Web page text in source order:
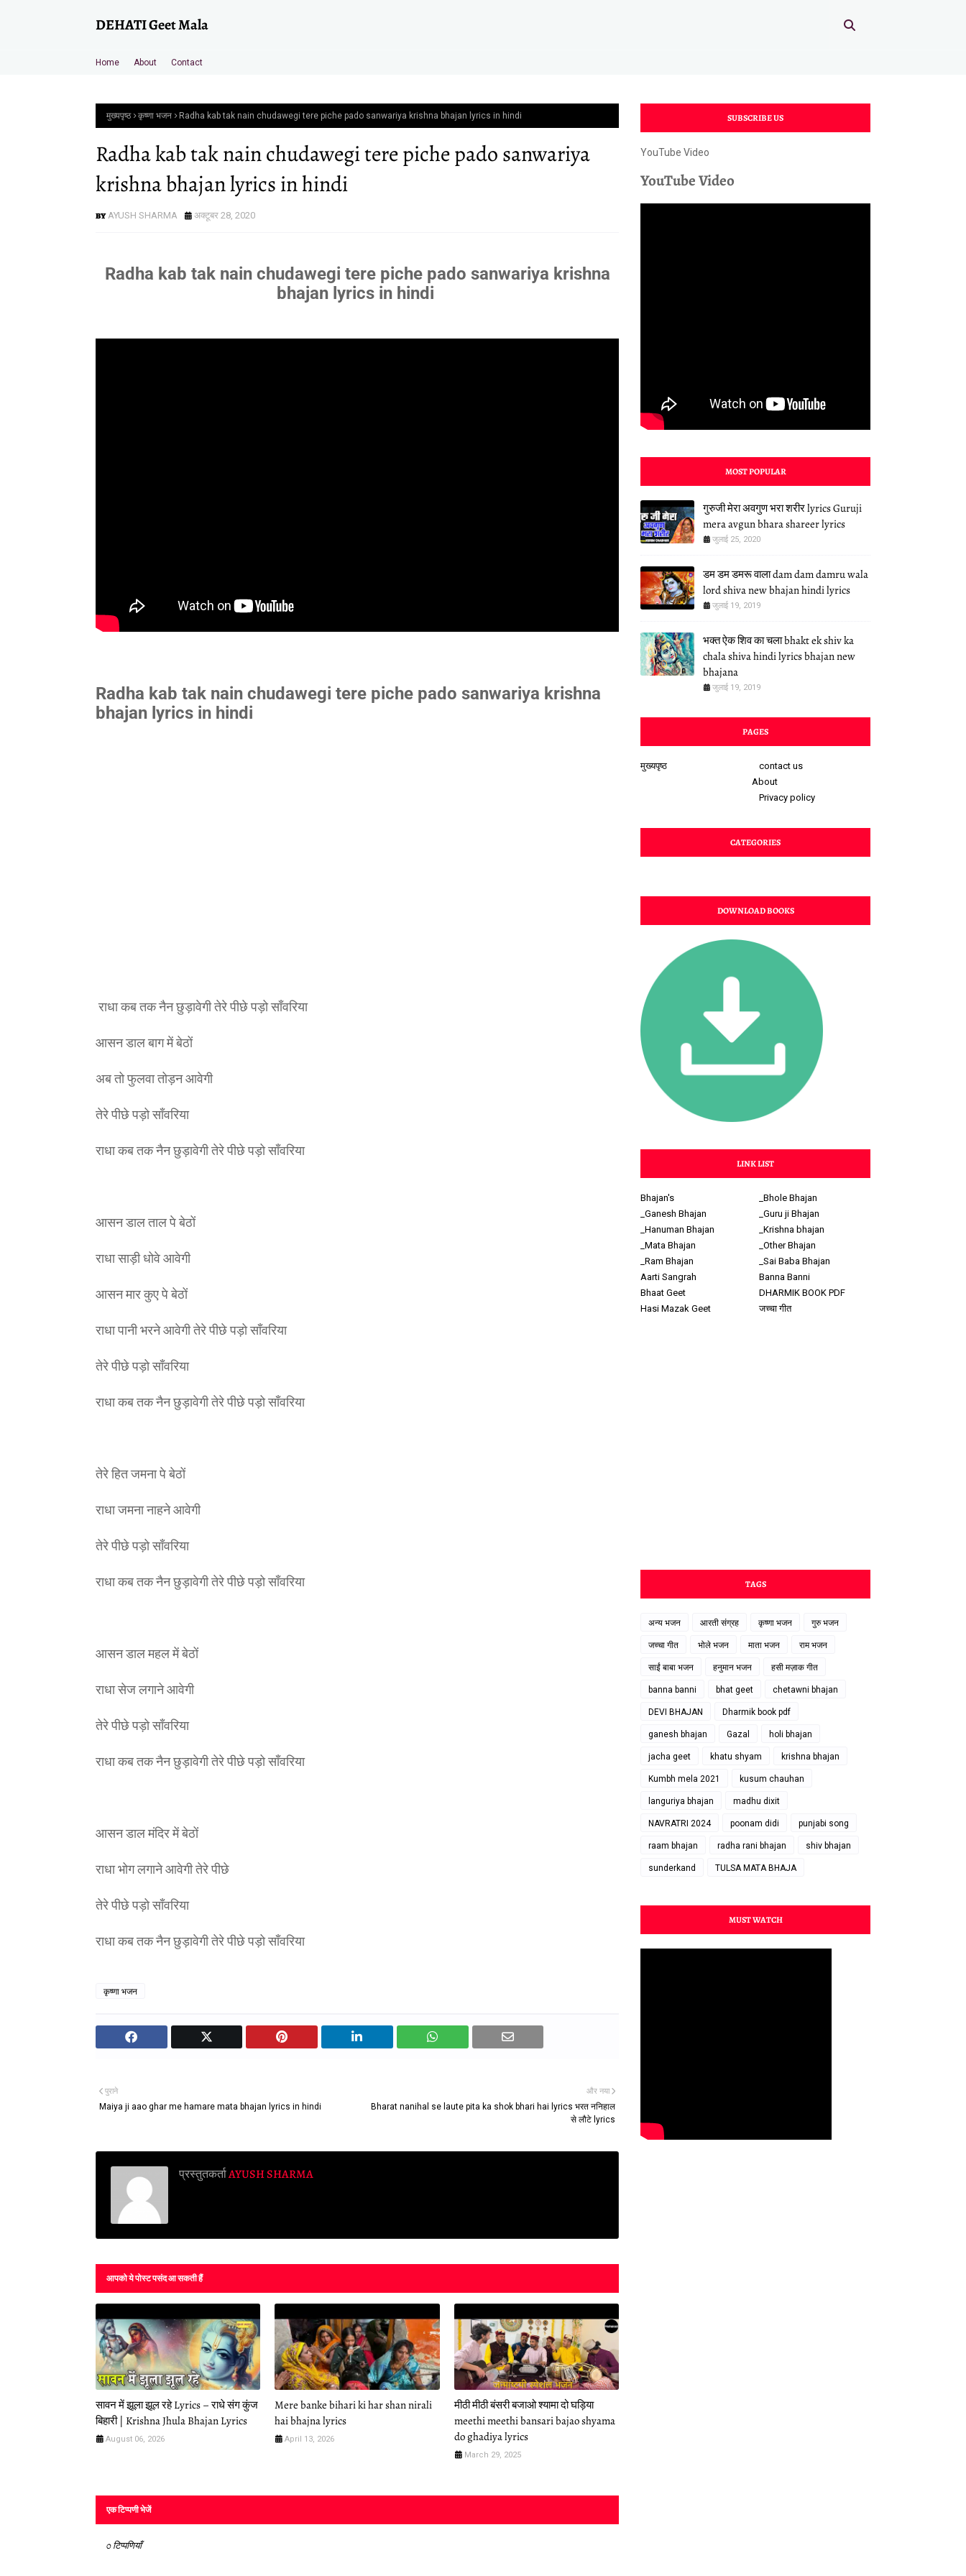
DEHATI Geet Mala
Home About Contact
मुख्यपृष्ठ कृष्णा भजन Radha kab tak nain chudawegi tere piche pado sanwariya krishna bhajan lyrics in hindi
Radha kab tak nain chudawegi tere piche pado sanwariya
krishna bhajan lyrics in hindi
AYUSH SHARMA अक्टूबर 28, 2020
Radha kab tak nain chudawegi tere piche pado sanwariya krishna
bhajan lyrics in hindi
Radha kab tak nain chudawegi tere piche pado sanwariya krishna
bhajan lyrics in hindi
राधा कब तक नैन छुड़ावेगी तेरे पीछे पड़ो साँवरिया
आसन डाल बाग में बेठों
अब तो फुलवा तोड़न आवेगी
तेरे पीछे पड़ो साँवरिया
राधा कब तक नैन छुड़ावेगी तेरे पीछे पड़ो साँवरिया
आसन डाल ताल पे बेठों
राधा साड़ी धोवे आवेगी
आसन मार कुए पे बेठों
राधा पानी भरने आवेगी तेरे पीछे पड़ो साँवरिया
तेरे पीछे पड़ो साँवरिया
राधा कब तक नैन छुड़ावेगी तेरे पीछे पड़ो साँवरिया
तेरे हित जमना पे बेठों
राधा जमना नाहने आवेगी
तेरे पीछे पड़ो साँवरिया
राधा कब तक नैन छुड़ावेगी तेरे पीछे पड़ो साँवरिया
आसन डाल महल में बेठों
राधा सेज लगाने आवेगी
तेरे पीछे पड़ो साँवरिया
राधा कब तक नैन छुड़ावेगी तेरे पीछे पड़ो साँवरिया
आसन डाल मंदिर में बेठों
राधा भोग लगाने आवेगी तेरे पीछे
तेरे पीछे पड़ो साँवरिया
राधा कब तक नैन छुड़ावेगी तेरे पीछे पड़ो साँवरिया
कृष्णा भजन
और नया
Bharat nanihal se laute pita ka shok bhari hai lyrics भरत ननिहाल
से लौटे lyrics
पुराने
Maiya ji aao ghar me hamare mata bhajan lyrics in hindi
प्रस्तुतकर्ताAYUSH SHARMA
आपको ये पोस्ट पसंद आ सकती हैं
सावन में झूला झूल रहे Lyrics – राधे संग कुंज
बिहारी | Krishna Jhula Bhajan Lyrics
August 06, 2026
Mere banke bihari ki har shan nirali
hai bhajna lyrics
April 13, 2026
मीठी मीठी बंसरी बजाओ श्यामा दो घड़िया
meethi meethi bansari bajao shyama
do ghadiya lyrics
March 29, 2025
एक टिप्पणी भेजें
0 टिप्पणियाँ
SUBSCRIBE US
YouTube Video
YouTube Video
MOST POPULAR
गुरुजी मेरा अवगुण भरा शरीर lyrics Guruji
mera avgun bhara shareer lyrics
जुलाई 25, 2020
डम डम डमरू वाला dam dam damru wala
lord shiva new bhajan hindi lyrics
जुलाई 19, 2019
भक्त ऐक शिव का चला bhakt ek shiv ka
chala shiva hindi lyrics bhajan new
bhajana
जुलाई 19, 2019
PAGES
मुख्यपृष्ठ
contact us
About
Privacy policy
CATEGORIES
DOWNLOAD BOOKS
LINK LIST
Bhajan's
_Bhole Bhajan
_Ganesh Bhajan
_Guru ji Bhajan
_Hanuman Bhajan
_Krishna bhajan
_Mata Bhajan
_Other Bhajan
_Ram Bhajan
_Sai Baba Bhajan
Aarti Sangrah
Banna Banni
Bhaat Geet
DHARMIK BOOK PDF
Hasi Mazak Geet
जच्चा गीत
TAGS
अन्य भजन आरती संग्रह कृष्णा भजन गुरु भजन
जच्चा गीत भोले भजन माता भजन राम भजन
साईं बाबा भजन हनुमान भजन हसी मज़ाक गीत
banna banni bhat geet chetawni bhajan
DEVI BHAJAN Dharmik book pdf
ganesh bhajan Gazal holi bhajan
jacha geet khatu shyam krishna bhajan
Kumbh mela 2021 kusum chauhan
languriya bhajan madhu dixit
NAVRATRI 2024 poonam didi punjabi song
raam bhajan radha rani bhajan shiv bhajan
sunderkand TULSA MATA BHAJA
MUST WATCH